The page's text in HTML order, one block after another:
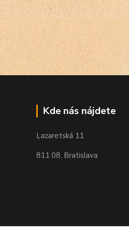
Kde nás nájdete
Lazaretská 11
811 08, Bratislava